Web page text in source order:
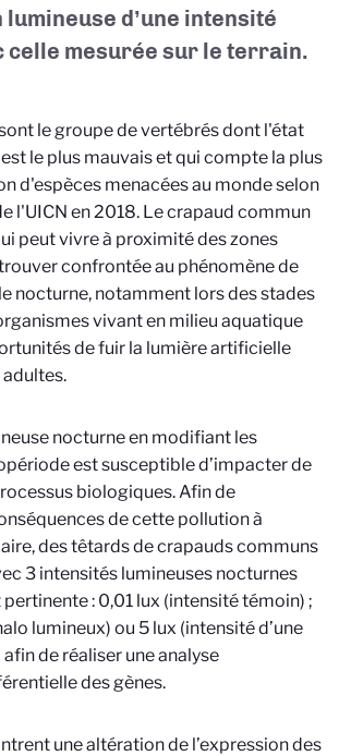
d’une intensité
celle mesurée sur le terrain.
le groupe de vertébrés dont l'état
le plus mauvais et qui compte la plus
d'espèces menacées au monde selon
l'UICN en 2018. Le crapaud commun
peut vivre à proximité des zones
confrontée au phénomène de
nocturne, notamment lors des stades
vivant en milieu aquatique
de fuir la lumière artificielle
nocturne en modifiant les
est susceptible d’impacter de
biologiques. Afin de
de cette pollution à
des têtards de crapauds communs
3 intensités lumineuses nocturnes
: 0,01 lux (intensité témoin) ;
lumineux) ou 5 lux (intensité d’une
de réaliser une analyse
des gènes.
une altération de l’expression des